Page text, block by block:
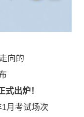
向的
出炉！
月考试场次